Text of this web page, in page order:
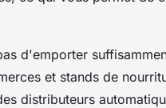
d'emporter
et stands de
distributeurs